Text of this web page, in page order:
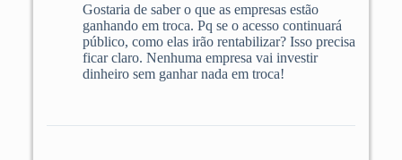
Gostaria de saber o que as empresas estão
ganhando em troca. Pq se o acesso continuará
público, como elas irão rentabilizar? Isso precisa
ficar claro. Nenhuma empresa vai investir
dinheiro sem ganhar nada em troca!